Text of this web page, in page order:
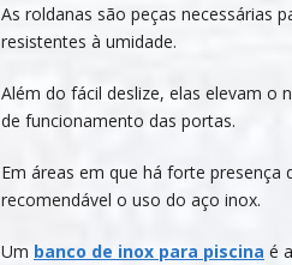
As roldanas são peças necessárias
resistentes à umidade.
Além do fácil deslize, elas elevam o
de funcionamento das portas.
Em áreas em que há forte
recomendável o uso do aço inox.
Um banco de inox para piscina é